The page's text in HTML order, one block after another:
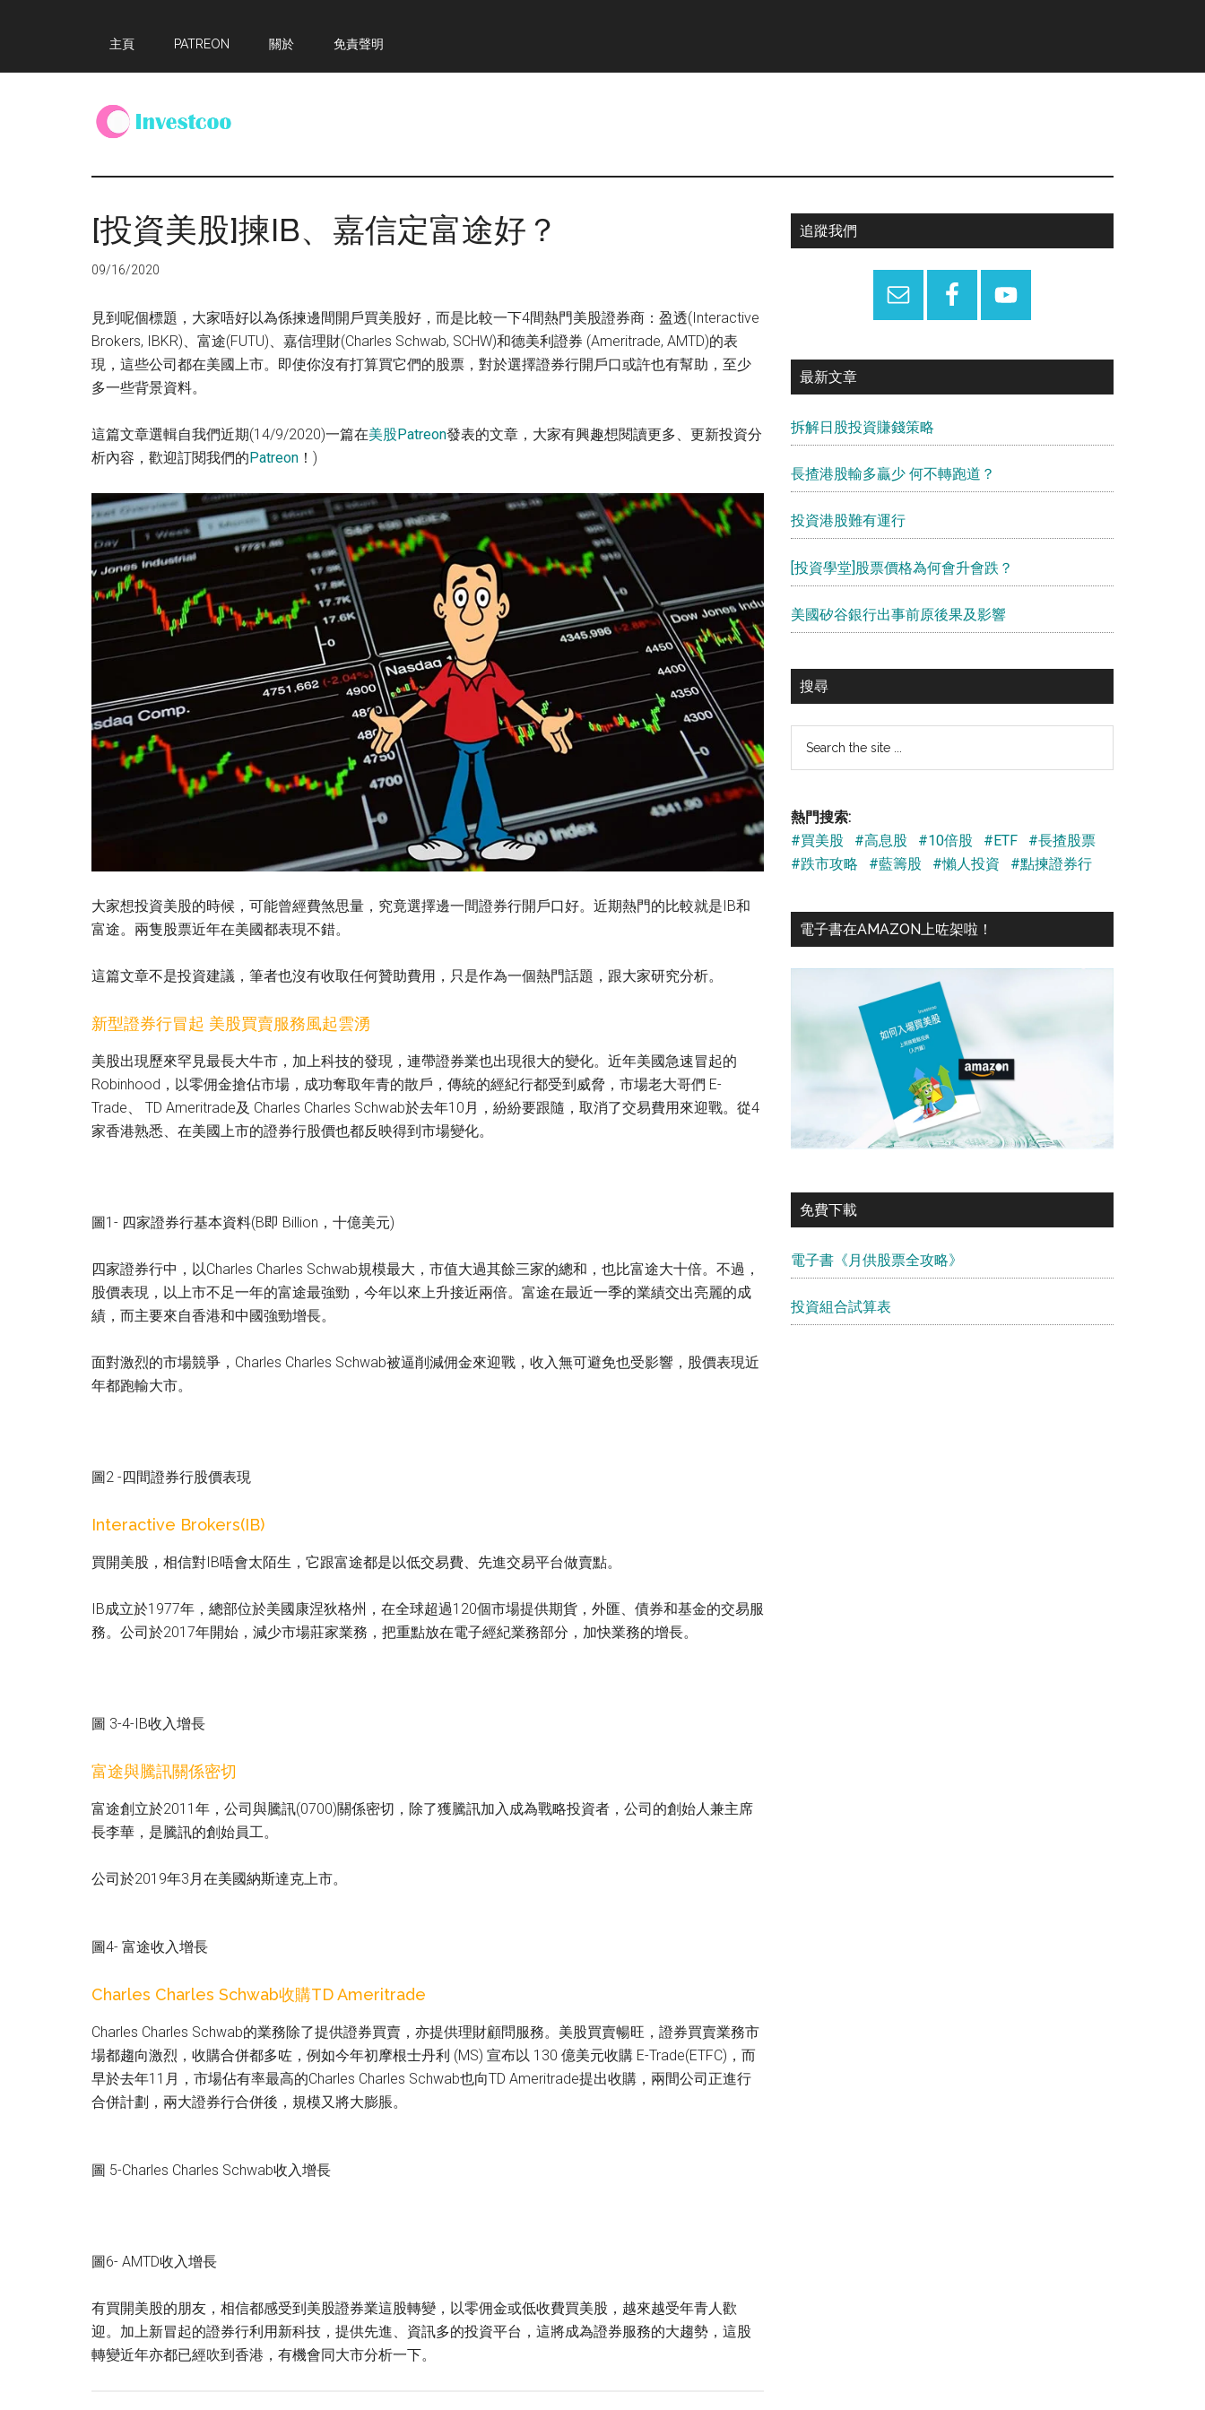
main
primary
footer
主頁 PATREON 關於 免責聲明
Investcoo
個
活
的
資
網
站
[投資美股]揀IB、嘉信定富途好？
09/16/2020
見到呢個標題，大家唔好以為係揀邊間開戶買美股好，而是比較一下4間熱門美股證券商：盈透(Interactive
Brokers, IBKR)、富途(FUTU)、嘉信理財(Charles Schwab, SCHW)和德美利證券 (Ameritrade, AMTD)的表
現，這些公司都在美國上市。即使你沒有打算買它們的股票，對於選擇證券行開戶口或許也有幫助，至少
多一些背景資料。
這篇文章選輯自我們近期(14/9/2020)一篇在美股Patreon發表的文章，大家有興趣想閱讀更多、更新投資分
析內容，歡迎訂閱我們的Patreon ！)
大家想投資美股的時候，可能曾經費煞思量，究竟選擇邊一間證券行開戶口好。近期熱門的比較就是IB和
富途。兩隻股票近年在美國都表現不錯。
這篇文章不是投資建議，筆者也沒有收取任何贊助費用，只是作為一個熱門話題，跟大家研究分析。
新型證券行冒起 美股買賣服務風起雲湧
美股出現歷來罕見最長大牛市，加上科技的發現，連帶證券業也出現很大的變化。近年美國急速冒起的
Robinhood，以零佣金搶佔市場，成功奪取年青的散戶，傳統的經紀行都受到威脅，市場老大哥們 E-
Trade、 TD Ameritrade及 Charles Charles Schwab於去年10月，紛紛要跟隨，取消了交易費用來迎戰。從4
家香港熟悉、在美國上市的證券行股價也都反映得到市場變化。
圖1- 四家證券行基本資料(B即 Billion，十億美元)
四家證券行中，以Charles Charles Schwab規模最大，市值大過其餘三家的總和，也比富途大十倍。不過，
股價表現，以上市不足一年的富途最強勁，今年以來上升接近兩倍。富途在最近一季的業績交出亮麗的成
績，而主要來自香港和中國強勁增長。
面對激烈的市場競爭，Charles Charles Schwab被逼削減佣金來迎戰，收入無可避免也受影響，股價表現近
年都跑輸大市。
圖2 -四間證券行股價表現
Interactive Brokers(IB)
買開美股，相信對IB唔會太陌生，它跟富途都是以低交易費、先進交易平台做賣點。
IB成立於1977年，總部位於美國康涅狄格州，在全球超過120個市場提供期貨，外匯、債券和基金的交易服
務。公司於2017年開始，減少市場莊家業務，把重點放在電子經紀業務部分，加快業務的增長。
圖 3-4-IB收入增長
富途與騰訊關係密切
富途創立於2011年，公司與騰訊(0700)關係密切，除了獲騰訊加入成為戰略投資者，公司的創始人兼主席
長李華，是騰訊的創始員工。
公司於2019年3月在美國納斯達克上市。
圖4- 富途收入增長
Charles Charles Schwab收購TD Ameritrade
Charles Charles Schwab的業務除了提供證券買賣，亦提供理財顧問服務。美股買賣暢旺，證券買賣業務市
場都趨向激烈，收購合併都多咗，例如今年初摩根士丹利 (MS) 宣布以 130 億美元收購 E-Trade(ETFC)，而
早於去年11月，市場佔有率最高的Charles Charles Schwab也向TD Ameritrade提出收購，兩間公司正進行
合併計劃，兩大證券行合併後，規模又將大膨脹。
圖 5-Charles Charles Schwab收入增長
圖6- AMTD收入增長
有買開美股的朋友，相信都感受到美股證券業這股轉變，以零佣金或低收費買美股，越來越受年青人歡
迎。加上新冒起的證券行利用新科技，提供先進、資訊多的投資平台，這將成為證券服務的大趨勢，這股
轉變近年亦都已經吹到香港，有機會同大市分析一下。
Primary
追蹤我們
最新文章
拆解日股投資賺錢策略
長揸港股輸多贏少 何不轉跑道？
投資港股難有運行
[投資學堂]股票價格為何會升會跌？
美國矽谷銀行出事前原後果及影響
搜尋
熱門搜索:
#買美股
#高息股 #10倍股 #ETF
#長揸股票
#跌市攻略
#藍籌股 #懶人投資 #點揀證券行
電子書在AMAZON上咗架啦！
免費下載
電子書《月供股票全攻略》
投資組合試算表